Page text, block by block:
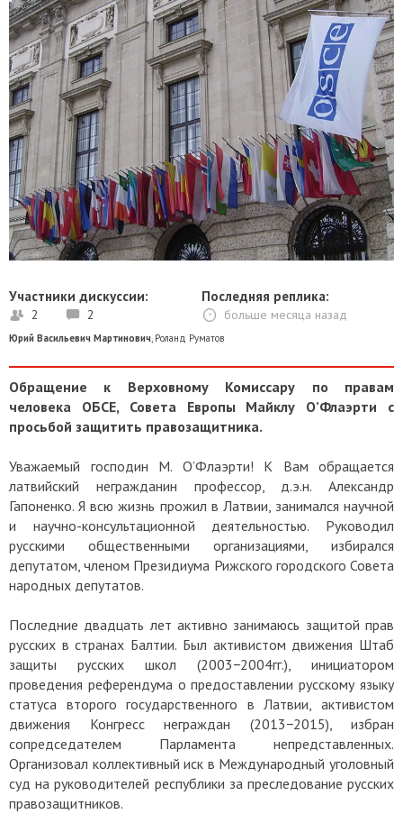
Участники дискуссии:
2 2
Последняя реплика:
больше месяца назад
Юрий Васильевич Мартинович, Роланд Руматов
Обращение к Верховному Комиссару по правам
человека ОБСЕ, Совета Европы Майклу О’Флаэрти с
просьбой защитить правозащитника.
Уважаемый господин М. О’Флаэрти! К Вам обращается
латвийский негражданин профессор, д.э.н. Александр
Гапоненко. Я всю жизнь прожил в Латвии, занимался научной
и научно-консультационной деятельностью. Руководил
русскими общественными организациями, избирался
депутатом, членом Президиума Рижского городского Совета
народных депутатов.
Последние двадцать лет активно занимаюсь защитой прав
русских в странах Балтии. Был активистом движения Штаб
защиты русских школ (2003−2004гг.), инициатором
проведения референдума о предоставлении русскому языку
статуса второго государственного в Латвии, активистом
движения Конгресс неграждан (2013−2015), избран
сопредседателем Парламента непредставленных.
Организовал коллективный иск в Международный уголовный
суд на руководителей республики за преследование русских
правозащитников.